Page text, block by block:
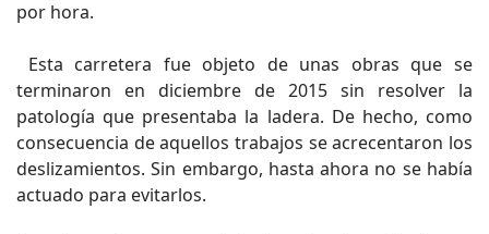
por hora.
Esta carretera fue objeto de unas obras que se
terminaron en diciembre de 2015 sin resolver la
patología que presentaba la ladera. De hecho, como
consecuencia de aquellos trabajos se acrecentaron los
deslizamientos. Sin embargo, hasta ahora no se había
actuado para evitarlos.